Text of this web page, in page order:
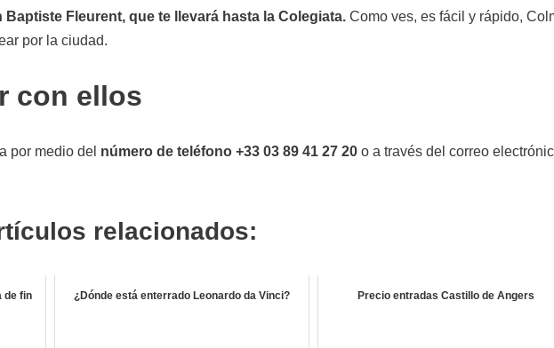
Baptiste Fleurent, que te llevará hasta la Colegiata. Como ves, es fácil y rápido,
por la ciudad.
con ellos
por medio del número de teléfono +33 03 89 41 27 20 o a través del correo
relacionados:
de fin
¿Dónde está enterrado Leonardo da Vinci? Precio entradas Castillo de Angers